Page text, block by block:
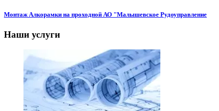
Монтаж Алкорамки на проходной АО "Малышевское Рудоуправление
Наши услуги